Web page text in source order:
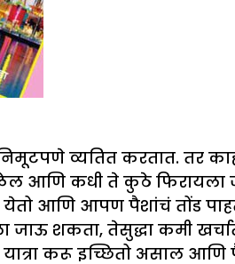
व्यतित करतात. तर
आणि कधी ते कुठे फिरायला
आणि आपण पैशांचं तोंड
शकता, तेसुद्धा कमी
करू इच्छितो असाल